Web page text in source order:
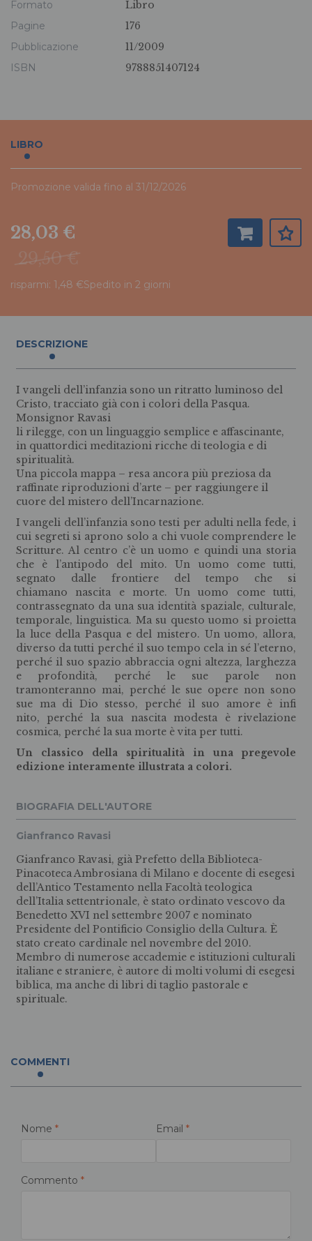
Formato
Libro
Pagine
176
Pubblicazione
11/2009
ISBN
9788851407124
LIBRO
Promozione valida fino al 31/12/2026
29,50 €
28,03 €
risparmi: 1,48 €Spedito in 2 giorni
DESCRIZIONE
I vangeli dell’infanzia sono un ritratto luminoso del
Cristo, tracciato già con i colori della Pasqua.
Monsignor Ravasi
li rilegge, con un linguaggio semplice e affascinante,
in quattordici meditazioni ricche di teologia e di
spiritualità.
Una piccola mappa – resa ancora più preziosa da
raffinate riproduzioni d’arte – per raggiungere il
cuore del mistero dell’Incarnazione.
I vangeli dell’infanzia sono testi per adulti nella fede, i
cui segreti si aprono solo a chi vuole comprendere le
Scritture. Al centro c’è un uomo e quindi una storia
che è l’antipodo del mito. Un uomo come tutti,
segnato dalle frontiere del tempo che si
chiamano nascita e morte. Un uomo come tutti,
contrassegnato da una sua identità spaziale, culturale,
temporale, linguistica. Ma su questo uomo si proietta
la luce della Pasqua e del mistero. Un uomo, allora,
diverso da tutti perché il suo tempo cela in sé l’eterno,
perché il suo spazio abbraccia ogni altezza, larghezza
e profondità, perché le sue parole non
tramonteranno mai, perché le sue opere non sono
sue ma di Dio stesso, perché il suo amore è infi
nito, perché la sua nascita modesta è rivelazione
cosmica, perché la sua morte è vita per tutti.
Un classico della spiritualità in una pregevole
edizione interamente illustrata a colori.
BIOGRAFIA DELL'AUTORE
Gianfranco Ravasi
Gianfranco Ravasi, già Prefetto della Biblioteca-
Pinacoteca Ambrosiana di Milano e docente di esegesi
dell’Antico Testamento nella Facoltà teologica
dell’Italia settentrionale, è stato ordinato vescovo da
Benedetto XVI nel settembre 2007 e nominato
Presidente del Pontificio Consiglio della Cultura. È
stato creato cardinale nel novembre del 2010.
Membro di numerose accademie e istituzioni culturali
italiane e straniere, è autore di molti volumi di esegesi
biblica, ma anche di libri di taglio pastorale e
spirituale.
COMMENTI
Nome * Email *
Commento *